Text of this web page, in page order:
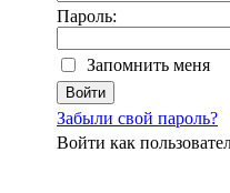
Пароль:
Запомнить меня
Забыли свой пароль?
Войти как